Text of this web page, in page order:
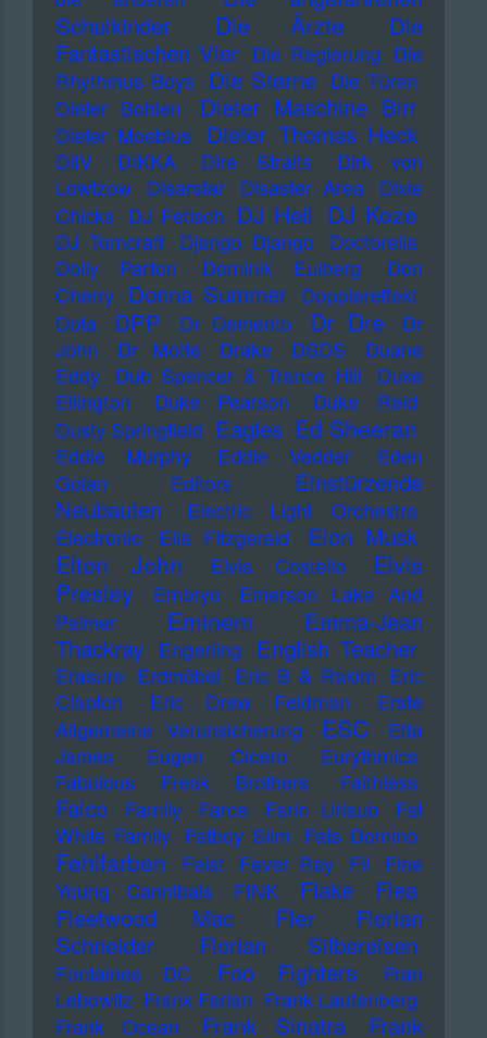
Schulkinder
Die Ärzte
Die
Fantastischen Vier Die Regierung Die
Rhythmus Boys Die Sterne Die Türen
Dieter Bohlen
Dieter Maschine Birr
Dieter Moebius Dieter Thomas Heck
DiIV DIKKA Dire Straits
Dirk von
Lowtzow
Disarstar Disaster Area
Dixie
Chicks DJ Fetisch DJ Hell DJ Koze
DJ Tomcraft Django Django
Doctorella
Dolly Parton
Dominik Eulberg
Don
Cherry Donna Summer Dopplereffekt
Dota
DPP Dr Demento Dr Dre
Dr
John
Dr Motte Drake DSDS
Duane
Eddy
Dub Spencer & Trance Hill
Duke
Ellington
Duke Pearson
Duke Reid
Dusty Springfield Eagles Ed Sheeran
Eddie Murphy Eddie Vedder
Eden
Golan
Editors
Einstürzende
Neubauten
Electric Light Orchestra
Electronic
Ella Fitzgerald Elon Musk
Elton John Elvis Costello
Elvis
Presley
Embryo
Emerson Lake And
Palmer
Eminem
Emma-Jean
Thackray
Engerling English Teacher
Erasure Erdmöbel Eric B & Rakim Eric
Clapton
Eric Drew Feldman
Erste
Allgemeine Verunsicherung
ESC
Etta
James
Eugen Cicero
Eurythmics
Fabulous Freak Brothers
Faithless
Falco Family Farce Farin Urlaub
Fat
White Family Fatboy Slim Fats Domino
Fehlfarben Feist Fever Ray Fil
Fine
Young Cannibals
FINK Flake
Flea
Fleetwood Mac
Fler
Florian
Schneider
Florian Silbereisen
Fontaines DC Foo Fighters
Fran
Lebowitz Frank Farian Frank Laufenberg
Frank Ocean
Frank Sinatra
Frank